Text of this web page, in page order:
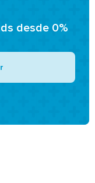
desde 0%